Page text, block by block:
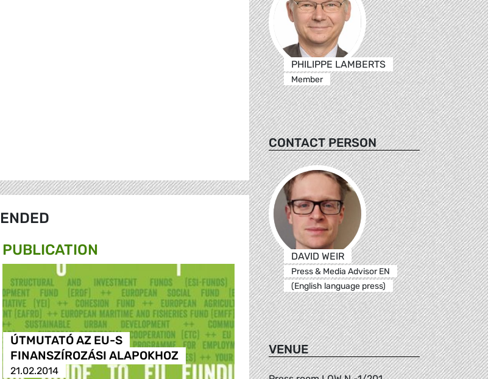
PUBLICATION
ÚTMUTATÓ AZ EU-S
FINANSZÍROZÁSI ALAPOKHOZ
21.02.2014
PHILIPPE LAMBERTS
Member
CONTACT PERSON
DAVID WEIR
Press & Media Advisor EN
(English language press)
VENUE